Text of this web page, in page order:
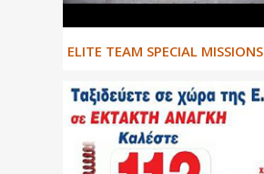
ΕLITE TEAM SPECIAL MISSIONS